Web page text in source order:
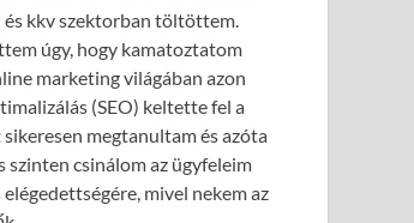
és kkv szektorban töltöttem.
úgy, hogy kamatoztatom
marketing világában azon
(SEO) keltette fel a
megtanultam és azóta
szinten csinálom az ügyfeleim
mivel nekem az